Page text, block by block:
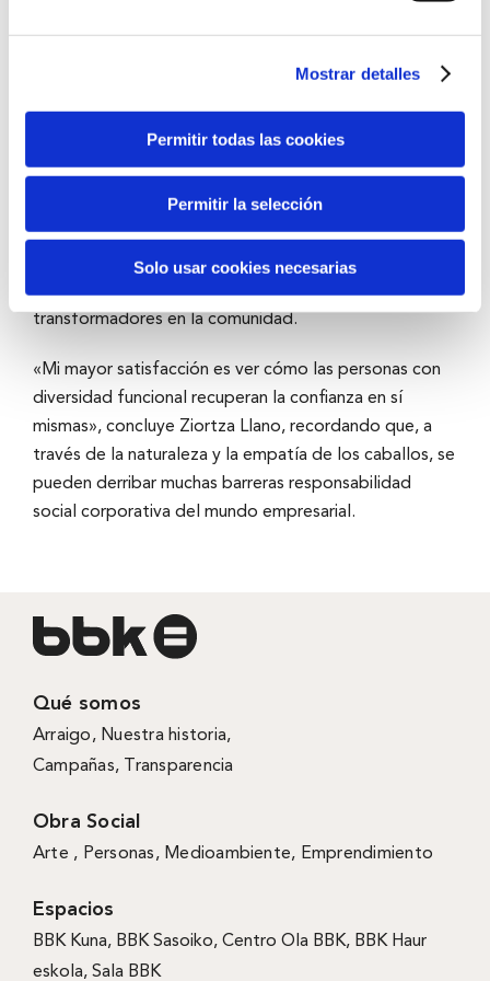
Mostrar detalles
Permitir todas las cookies
Permitir la selección
Solo usar cookies necesarias
personal.
movilidad, la comunicación y la autoestima de los
participantes, brindándoles una experiencia única que
va más allá de la rehabilitación convencional. El Centro
Tipi Tapa se ha convertido en un referente, gracias a
su enfoque innovador y al respaldo de iniciativas como
BBK Ekin, que apoya proyectos sociales
transformadores en la comunidad.
«Mi mayor satisfacción es ver cómo las personas con
diversidad funcional recuperan la confianza en sí
mismas», concluye Ziortza Llano, recordando que, a
través de la naturaleza y la empatía de los caballos, se
pueden derribar muchas barreras responsabilidad
social corporativa del mundo empresarial.
Qué somos
Arraigo, Nuestra historia,
Campañas, Transparencia
Obra Social
Arte , Personas, Medioambiente, Emprendimiento
Espacios
BBK Kuna, BBK Sasoiko, Centro Ola BBK, BBK Haur
eskola, Sala BBK